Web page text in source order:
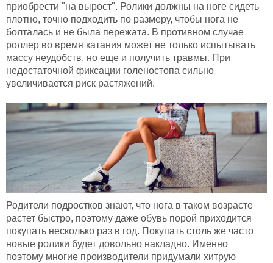
приобрести "на вырост". Ролики должны на ноге сидеть
плотно, точно подходить по размеру, чтобы нога не
болталась и не была пережата. В противном случае
роллер во время катания может не только испытывать
массу неудобств, но еще и получить травмы. При
недостаточной фиксации голеностопа сильно
увеличивается риск растяжений.
Родители подростков знают, что нога в таком возрасте
растет быстро, поэтому даже обувь порой приходится
покупать несколько раз в год. Покупать столь же часто
новые ролики будет довольно накладно. Именно
поэтому многие производители придумали хитрую